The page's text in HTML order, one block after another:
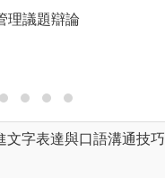
向學生傳授知識，
示範等方式進行。
缺乏互動和學生參
理議題辯論
文字表達與口語溝通技巧